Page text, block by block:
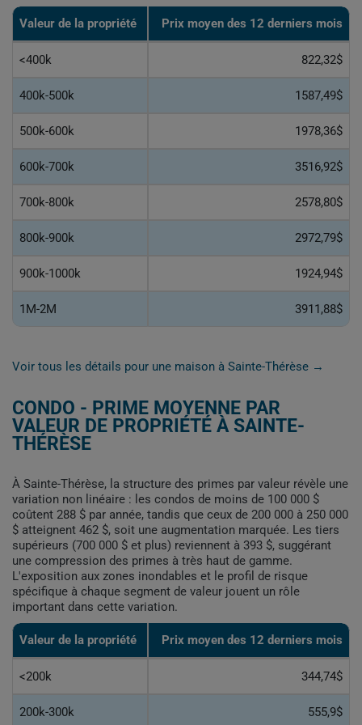
Valeur de la propriété Prix moyen des 12 derniers mois
<400k 822,32$
400k-500k 1587,49$
500k-600k 1978,36$
600k-700k 3516,92$
700k-800k 2578,80$
800k-900k 2972,79$
900k-1000k 1924,94$
1M-2M 3911,88$
Voir tous les détails pour une maison à Sainte-Thérèse →
CONDO - PRIME MOYENNE PAR
VALEUR DE PROPRIÉTÉ À SAINTE-
THÉRÈSE
À Sainte-Thérèse, la structure des primes par valeur révèle une
variation non linéaire : les condos de moins de 100 000 $
coûtent 288 $ par année, tandis que ceux de 200 000 à 250 000
$ atteignent 462 $, soit une augmentation marquée. Les tiers
supérieurs (700 000 $ et plus) reviennent à 393 $, suggérant
une compression des primes à très haut de gamme.
L'exposition aux zones inondables et le profil de risque
spécifique à chaque segment de valeur jouent un rôle
important dans cette variation.
Valeur de la propriété Prix moyen des 12 derniers mois
<200k 344,74$
200k-300k 555,9$